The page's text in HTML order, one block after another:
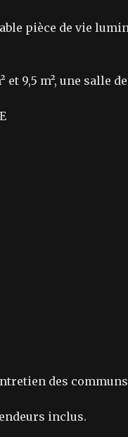
pièce de vie
9,5 m², une salle
des
inclus.